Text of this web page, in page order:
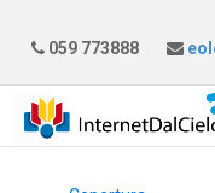
059 773888